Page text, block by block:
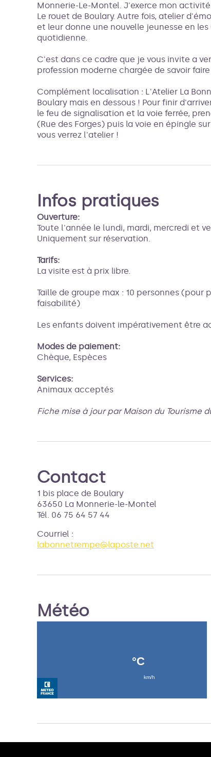
Monnerie-Le-Montel. J'exerce mon
Le rouet de Boulary. Autre fois, atelier
et leur donne une nouvelle jeunesse en
quotidienne.
C'est dans ce cadre que je vous invite a
profession moderne chargée de savoir
Complément localisation : L'Atelier La
Boulary mais en dessous ! Pour finir
le feu de signalisation et la voie ferrée,
(Rue des Forges) puis la voie en épingle
vous verrez l'atelier !
Infos pratiques
Ouverture:
Toute l'année le lundi, mardi, mercredi et
Uniquement sur réservation.
Tarifs:
La visite est à prix libre.
Taille de groupe max : 10 personnes
faisabilité)
Les enfants doivent impérativement être
Modes de paiement:
Chèque, Espèces
Services:
Animaux acceptés
Fiche mise à jour par Maison du Tourisme
Contact
1 bis place de Boulary
63650 La Monnerie-le-Montel
Tél. 06 75 64 57 44
Courriel :
labonnetrempe@laposte.net
Météo